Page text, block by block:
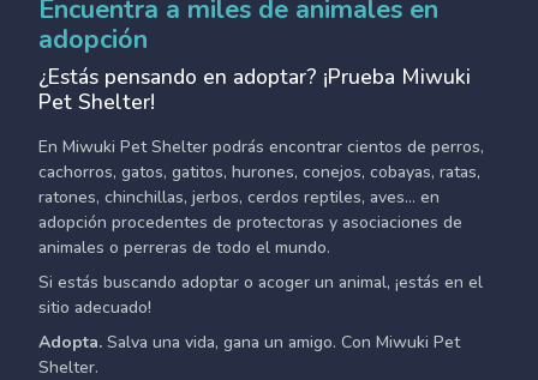
Encuentra a miles de animales en
adopción
¿Estás pensando en adoptar? ¡Prueba Miwuki
Pet Shelter!
En Miwuki Pet Shelter podrás encontrar cientos de perros,
cachorros, gatos, gatitos, hurones, conejos, cobayas, ratas,
ratones, chinchillas, jerbos, cerdos reptiles, aves... en
adopción procedentes de protectoras y asociaciones de
animales o perreras de todo el mundo.
Si estás buscando adoptar o acoger un animal, ¡estás en el
sitio adecuado!
Adopta. Salva una vida, gana un amigo. Con Miwuki Pet
Shelter.